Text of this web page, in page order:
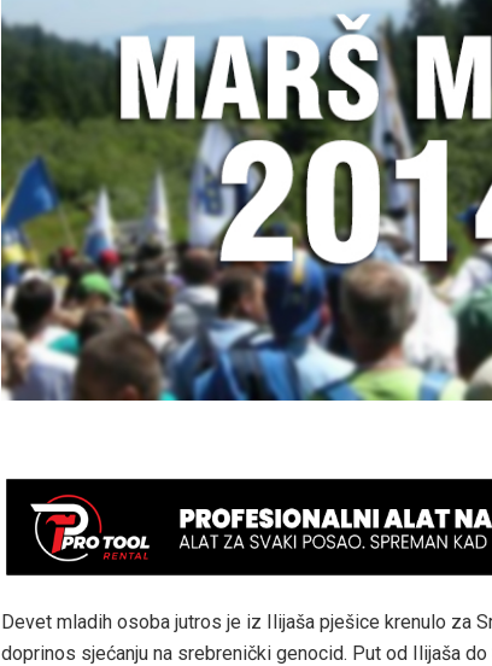
Devet mladih osoba jutros je iz Ilijaša pješice krenulo za
doprinos sjećanju na srebrenički genocid. Put od Ilijaša